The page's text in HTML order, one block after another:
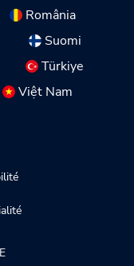
România
Suomi
Türkiye
Việt Nam